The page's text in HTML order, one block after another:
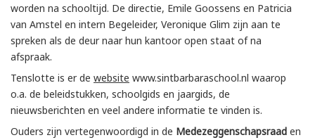
worden na schooltijd. De directie, Emile Goossens en Patricia
van Amstel en intern Begeleider, Veronique Glim zijn aan te
spreken als de deur naar hun kantoor open staat of na
afspraak.
Tenslotte is er de website www.sintbarbaraschool.nl waarop
o.a. de beleidstukken, schoolgids en jaargids, de
nieuwsberichten en veel andere informatie te vinden is.
Ouders zijn vertegenwoordigd in de Medezeggenschapsraad en